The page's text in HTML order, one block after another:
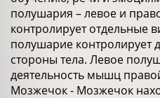
полушария – левое и
контролирует отдельные
полушарие контролирует
стороны тела. Левое
деятельность мышц
Мозжечок - Мозжечок